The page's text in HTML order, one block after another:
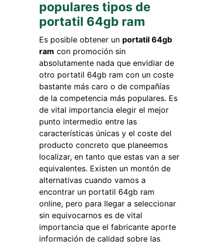
populares tipos de
portatil 64gb ram
Es posible obtener un portatil 64gb
ram con promoción sin
absolutamente nada que envidiar de
otro portatil 64gb ram con un coste
bastante más caro o de compañías
de la competencia más populares. Es
de vital importancia elegir el mejor
punto intermedio entre las
características únicas y el coste del
producto concreto que planeemos
localizar, en tanto que estas van a ser
equivalentes. Existen un montón de
alternativas cuando vamos a
encontrar un portatil 64gb ram
online, pero para llegar a seleccionar
sin equivocarnos es de vital
importancia que el fabricante aporte
información de calidad sobre las